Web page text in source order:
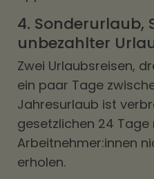
4. Sonderurlaub,
unbezahlter
Zwei Urlaubsreisen,
ein paar Tage
Jahresurlaub ist
gesetzlichen 24 Tage
Arbeitnehmer:innen
erholen.